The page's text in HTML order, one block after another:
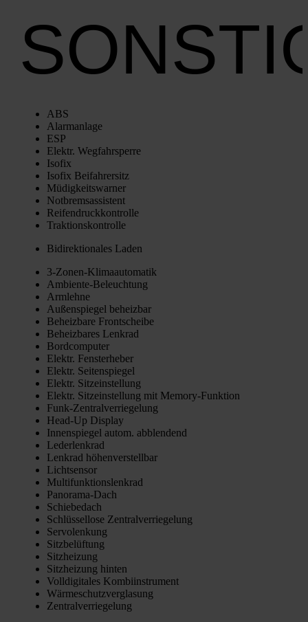
ABS
Alarm­an­la­ge
ESP
Elektr. Weg­fahr­sper­re
Iso­fix
Iso­fix Bei­fah­rer­sitz
Müdig­keits­war­ner
Not­brems­as­sis­tent
Rei­fen­druck­kon­trol­le
Trak­ti­ons­kon­trol­le
Bidi­rek­tio­na­les Laden
3‑Zo­nen-Kli­ma­au­to­ma­tik
Ambi­en­te-Beleuch­tung
Arm­leh­ne
Außen­spie­gel beheiz­bar
Beheiz­ba­re Front­schei­be
Beheiz­ba­res Lenk­rad
Bord­com­pu­ter
Elektr. Fens­ter­he­ber
Elektr. Sei­ten­spie­gel
Elektr. Sitz­ein­stel­lung
Elektr. Sitz­ein­stel­lung mit Memo­ry-Funk­ti­on
Funk-Zen­tral­ver­rie­ge­lung
Head-Up Dis­play
Innen­spie­gel autom. abblen­dend
Leder­lenk­rad
Lenk­rad höhen­ver­stell­bar
Licht­sen­sor
Mul­ti­funk­ti­ons­lenk­rad
Pan­ora­ma-Dach
Schie­be­dach
Schlüs­sel­lo­se Zen­tral­ver­rie­ge­lung
Ser­vo­len­kung
Sitz­be­lüf­tung
Sitz­hei­zung
Sitz­hei­zung hin­ten
Voll­di­gi­ta­les Kom­bi­in­stru­ment
Wär­me­schutz­ver­gla­sung
Zen­tral­ver­rie­ge­lung